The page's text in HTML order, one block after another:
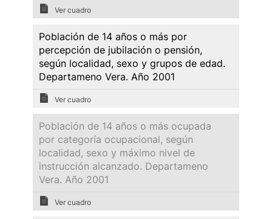
Ver cuadro
Población de 14 años o más por
percepción de jubilación o pensión,
según localidad, sexo y grupos de edad.
Departameno Vera. Año 2001
Ver cuadro
Población de 14 años o más ocupada
por categoría ocupacional, según
localidad, sexo y máximo nivel de
instrucción alcanzado. Departameno
Vera. Año 2001
Ver cuadro